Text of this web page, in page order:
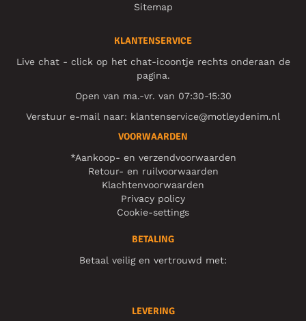
Sitemap
KLANTENSERVICE
Live chat - click op het chat-icoontje rechts onderaan de
pagina.
Open van ma.-vr. van 07:30-15:30
Verstuur e-mail naar: klantenservice@motleydenim.nl
VOORWAARDEN
*Aankoop- en verzendvoorwaarden
Retour- en ruilvoorwaarden
Klachtenvoorwaarden
Privacy policy
Cookie-settings
BETALING
Betaal veilig en vertrouwd met:
LEVERING